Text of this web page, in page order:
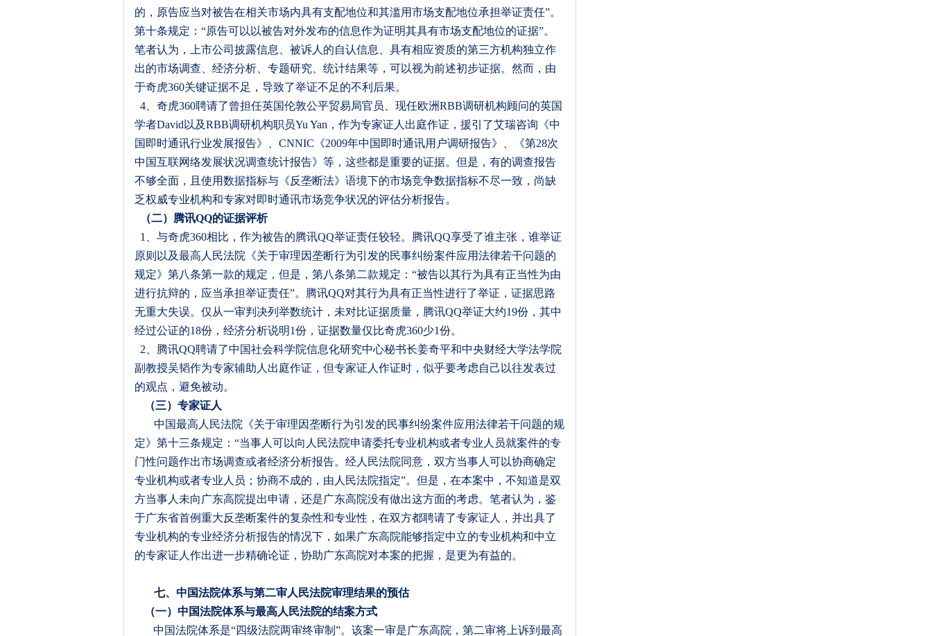
的，原告应当对被告在相关市场内具有支配地位和其滥用市场支配地位承担举证责任”。
第十条规定： “原告可以以被告对外发布的信息作为证明其具有市场支配地位的证据”。
笔者认为，上市公司披露信息、被诉人的自认信息、具有相应资质的第三方机构独立作
出的市场调查、经济分析、专题研究、统计结果等，可以视为前述初步证据。然而，由
于奇虎360关键证据不足，导致了举证不足的不利后果。
4 、奇虎360聘请了曾担任英国伦敦公平贸易局官员、现任欧洲RBB调研机构顾问的英国
学者David 以及RBB调研机构职员Yu Yan ，作为专家证人出庭作证，援引了艾瑞咨询《中
国即时通讯行业发展报告》、 CNNIC 《2009年中国即时通讯用户调研报告》、《第28次
中国互联网络发展状况调查统计报告》等，这些都是重要的证据。但是，有的调查报告
不够全面，且使用数据指标与《反垄断法》语境下的市场竞争数据指标不尽一致，尚缺
乏权威专业机构和专家对即时通讯市场竞争状况的评估分析报告。
（二）腾讯QQ的证据评析
1
、与奇虎360相比，作为被告的腾讯QQ举证责任较轻。腾讯QQ享受了谁主张，谁举证
原则以及最高人民法院《关于审理因垄断行为引发的民事纠纷案件应用法律若干问题的
规定》第八条第一款的规定，但是，第八条第二款规定： “被告以其行为具有正当性为由
进行抗辩的，应当承担举证责任”。腾讯QQ对其行为具有正当性进行了举证，证据思路
无重大失误。仅从一审判决列举数统计，未对比证据质量，腾讯QQ举证大约19份，其中
经过公证的18份，经济分析说明1份，证据数量仅比奇虎360少1份。
2 、腾讯QQ聘请了中国社会科学院信息化研究中心秘书长姜奇平和中央财经大学法学院
副教授吴韬作为专家辅助人出庭作证，但专家证人作证时，似乎要考虑自己以往发表过
的观点，避免被动。
（三）专家证人
中国最高人民法院《关于审理因垄断行为引发的民事纠纷案件应用法律若干问题的规
定》第十三条规定：“当事人可以向人民法院申请委托专业机构或者专业人员就案件的专
门性问题作出市场调查或者经济分析报告。经人民法院同意，双方当事人可以协商确定
专业机构或者专业人员；协商不成的，由人民法院指定”。但是，在本案中，不知道是双
方当事人未向广东高院提出申请，还是广东高院没有做出这方面的考虑。笔者认为，鉴
于广东省首例重大反垄断案件的复杂性和专业性，在双方都聘请了专家证人，并出具了
专业机构的专业经济分析报告的情况下，如果广东高院能够指定中立的专业机构和中立
的专家证人作出进一步精确论证，协助广东高院对本案的把握，是更为有益的。
七、中国法院体系与第二审人民法院审理结果的预估
（一）中国法院体系与最高人民法院的结案方式
中国法院体系是“四级法院两审终审制”。该案一审是广东高院，第二审将上诉到最高